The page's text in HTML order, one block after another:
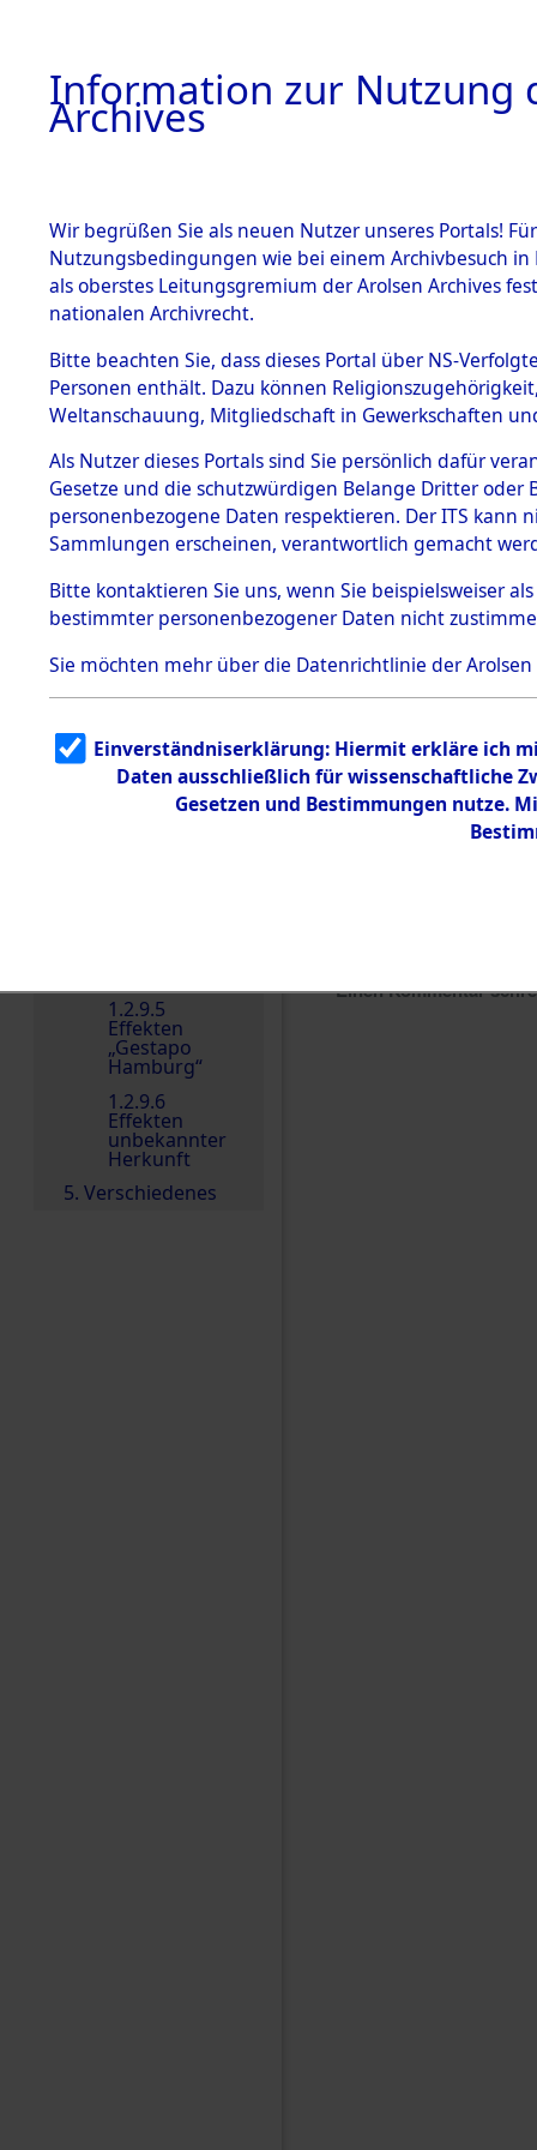
BESTÄNDE
1.
Inhaftierungsdoku
mente
1.2.9 Beim ITS
Effekten
1.2.9.1
Effekten aus
dem KZ
Dachau
1.2.9.2
Effekten aus
dem KZ
Bayerisches
1.2.9.3
Effekten aus
dem KZ
Neuengamm
1.2.9.5
Effekten
„Gestapo
Hamburg“
1.2.9.6
Effekten
unbekannter
Herkunft
5. Verschiedenes
0003
Einen Kommentar
Information zur Nutzung
Archives
Wir begrüßen Sie als neuen Nutzer unseres Portals!
Nutzungsbedingungen wie bei einem Archivbesuch
als oberstes Leitungsgremium der Arolsen Archives
nationalen Archivrecht.
Bitte beachten Sie, dass dieses Portal über NS-
Personen enthält. Dazu können
Weltanschauung, Mitgliedschaft in Gewerkschaften
Als Nutzer dieses Portals sind Sie persönlich dafür
Gesetze und die schutzwürdigen Belange Dritter
personenbezogene Daten respektieren. Der ITS
Sammlungen erscheinen, verantwortlich gemacht
Bitte kontaktieren Sie uns, wenn Sie beispielsweiser
bestimmter personenbezogener Daten nicht
Sie möchten mehr über die Datenrichtlinie der Arolsen
Einverständniserklärung: Hiermit erkläre ich
Daten ausschließlich für wissenschaftliche
Gesetzen und Bestimmungen nutze.